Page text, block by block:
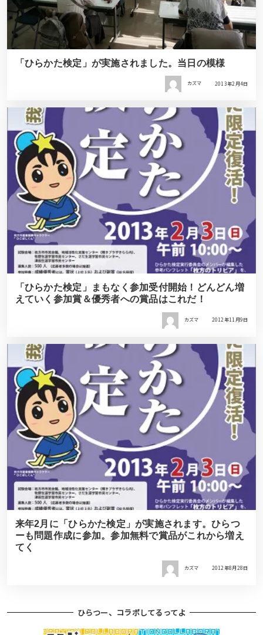
「ひらかた検定」が実施されました。当日の模様
カズマ 2013年2月4日
「ひらかた検定」まもなく参加受付開始！どんどん増
えていく参加賞＆優秀者への賞品はこれだ！
カズマ 2012年11月9日
来年2月に「ひらかた検定」が実施されます。ひらつ
ーも問題作成に参加。参加無料で賞品がこれから増え
てく
カズマ 2012年8月28日
ひらつー、コラボしてるってよ